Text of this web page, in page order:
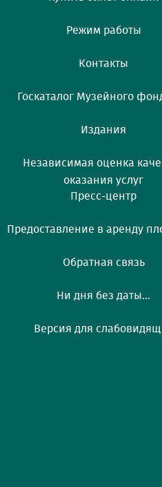
Режим работы
Контакты
Госкаталог Музейного
Издания
Независимая оценка
оказания услуг
Пресс-центр
Предоставление в аренду
Обратная связь
Ни дня без даты...
Версия для